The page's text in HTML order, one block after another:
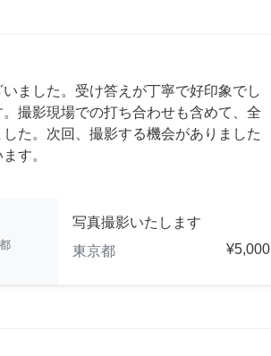
ました。受け答えが丁寧で好印象でし
撮影現場での打ち合わせも含めて、全
た。次回、撮影する機会がありました
す。
写真撮影いたします
東京都
¥5,000